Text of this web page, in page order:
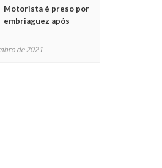
Motorista é preso por
embriaguez após
feridos
de 2021